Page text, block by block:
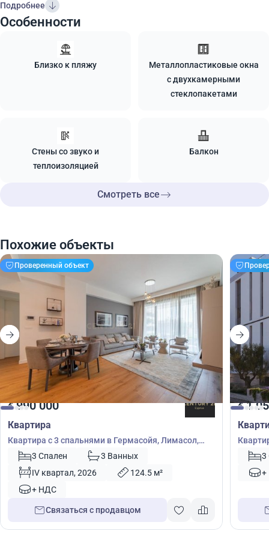
Подробнее
Особенности
Близко к пляжу
Металлопластиковые окна
с двухкамерными
стеклопакетами
Стены со звуко и
теплоизоляцией
Балкон
Смотреть все
Похожие объекты
Проверенный объект
€990 000
Квартира
Квартира с 3 спальнями в Гермасойя, Лимасол,
Кипр № 31141
3 Спален
3 Ванных
IV квартал, 2026
124.5 м²
+ НДС
Связаться с продавцом
€1
3